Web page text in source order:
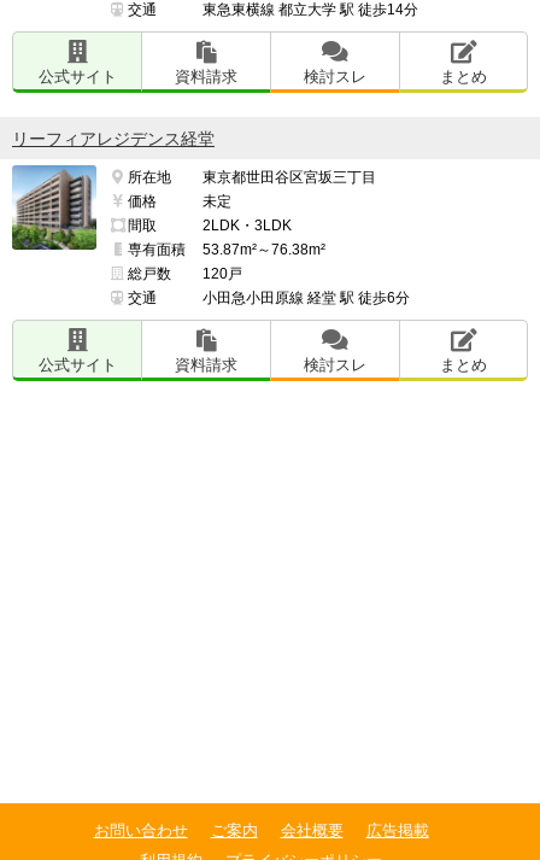
交通
東急東横線 都立大学 駅 徒歩14分
公式サイト 資料請求 検討スレ まとめ
リーフィアレジデンス経堂
所在地
東京都世田谷区宮坂三丁目
価格
未定
間取
2LDK・3LDK
専有面積
53.87m²～76.38m²
総戸数
120戸
交通
小田急小田原線 経堂 駅 徒歩6分
公式サイト 資料請求 検討スレ まとめ
お問い合わせ ご案内 会社概要
広告掲載